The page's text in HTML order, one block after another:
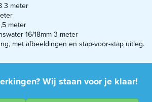
3 meter
meter
16/18mm 3 meter
met afbeeldingen en stap-voor-stap uitleg.
Wij staan voor je klaar!